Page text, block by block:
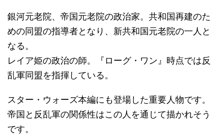
銀河元老院、帝国元老院の政治家。共和国再建のた
めの同盟の指導者となり、新共和国元老院の一人と
なる。
レイア姫の政治の師。『ローグ・ワン』時点では反
乱軍同盟を指揮している。
スター・ウォーズ本編にも登場した重要人物です。
帝国と反乱軍の関係性はこの人を通じて描かれそう
です。